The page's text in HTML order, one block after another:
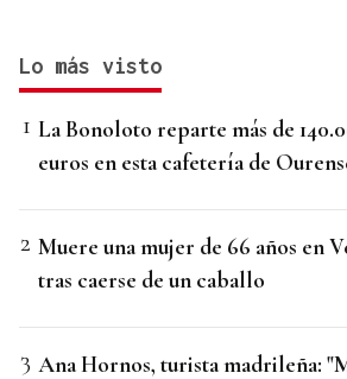
Lo más visto
La Bonoloto reparte más de
euros en esta cafetería de
Muere una mujer de 66 años en
tras caerse de un caballo
Ana Hornos, turista madrileña: